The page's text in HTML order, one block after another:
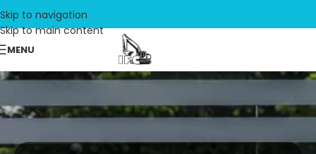
Skip to navigation
Skip to main content
MENU